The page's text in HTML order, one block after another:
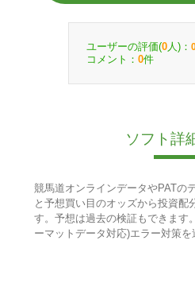
ユーザーの評価(0 人)：
コメント： 0件
ソフト詳
競馬道オンラインデータやPATの
と予想買い目のオッズから投資配
す。予想は過去の検証もできます
ーマットデータ対応)エラー対策を